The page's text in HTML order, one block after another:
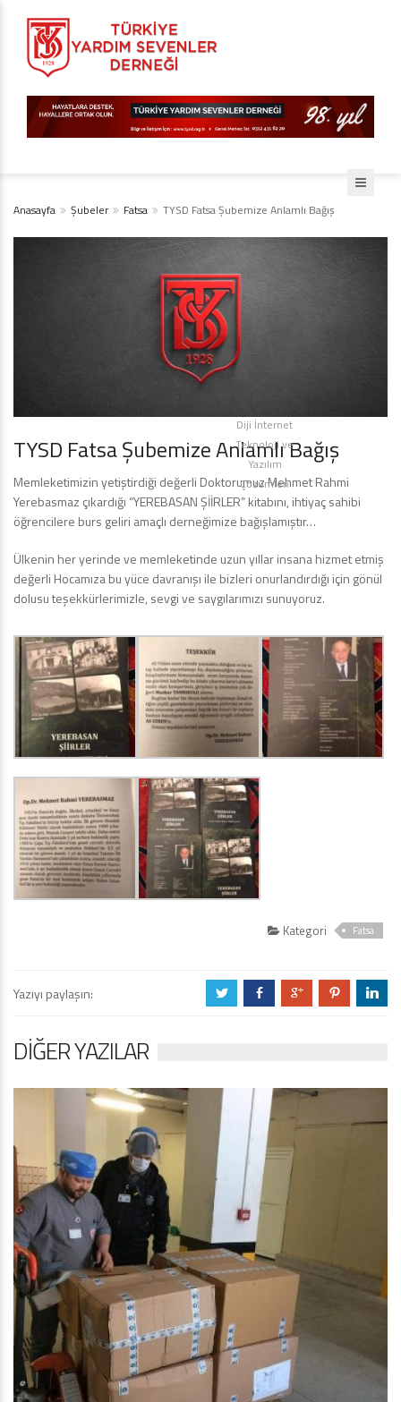
Anasayfa Şubeler Fatsa TYSD Fatsa Şubemize Anlamlı Bağış
TYSD Fatsa Şubemize Anlamlı Bağış
Memleketimizin yetiştirdiği değerli Doktorumuz Mehmet Rahmi
Yerebasmaz çıkardığı “YEREBASAN ŞİİRLER” kitabını, ihtiyaç sahibi
öğrencilere burs geliri amaçlı derneğimize bağışlamıştır…
Ülkenin her yerinde ve memleketinde uzun yıllar insana hizmet etmiş
değerli Hocamıza bu yüce davranışı ile bizleri onurlandırdığı için gönül
dolusu teşekkürlerimizle, sevgi ve saygılarımızı sunuyoruz.
Kategori Fatsa
Yazıyı paylaşın: a b c d j
DIĞER YAZILAR
Diji İnternet
Teknoloji ve
Yazılım
Çözümleri